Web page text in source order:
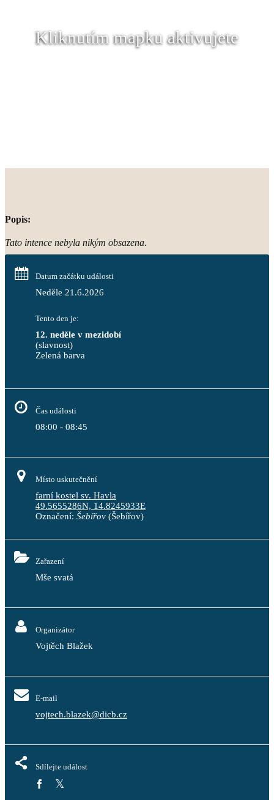
Kliknutím mapku aktivujete
Popis:
Tato intence nebyla nikým obsazena.
Datum začátku události
Neděle 21.6.2026
Tento den je:
12. neděle v mezidobí
(slavnost)
Zelená barva
Čas události
08:00 - 08:45
Místo uskutečnění
farní kostel sv. Havla
49.5655286N, 14.8245933E
Označení: Šebířov (Šebířov)
Zařazení
Mše svatá
Organizátor
Vojtěch Blažek
E-mail
vojtech.blazek@dicb.cz
Sdílejte událost